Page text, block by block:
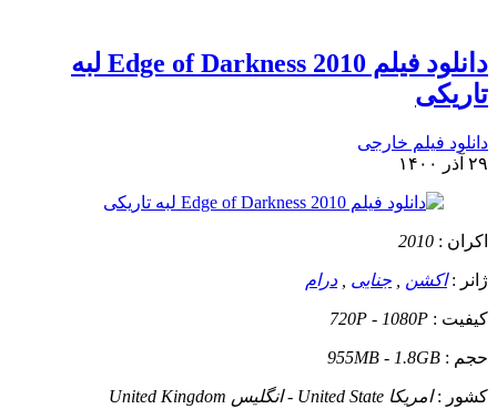
دانلود فیلم Edge of Darkness 2010 لبه
تاریکی
دانلود فیلم خارجی
۲۹ آذر ۱۴۰۰
اکران : 2010
ژانر :اکشن جنایی درام
کیفیت : 720P - 1080P
حجم : 955MB - 1.8GB
کشور :امریکا United State - انگلیس United Kingdom